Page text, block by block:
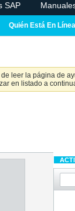
SAP
Quién Está En Línea
leer la página de
en listado a